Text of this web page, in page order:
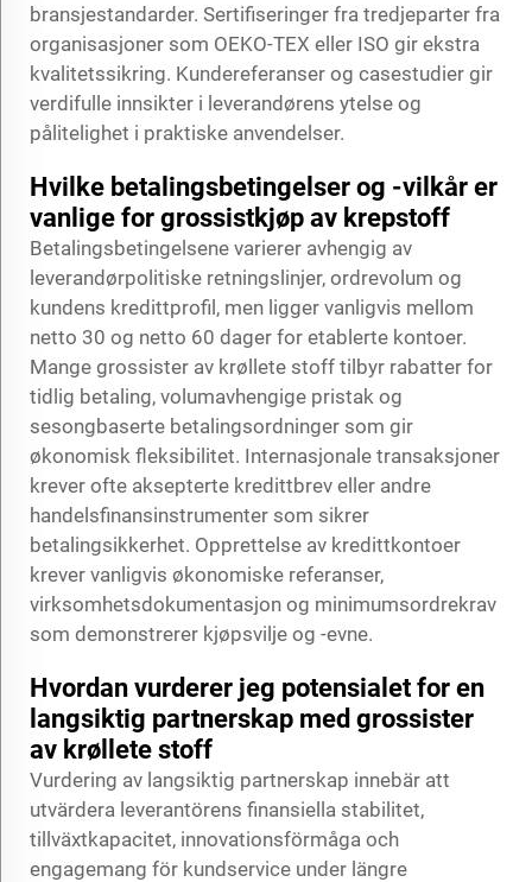
bransjestandarder. Sertifiseringer fra tredjeparter fra
organisasjoner som OEKO-TEX eller ISO gir ekstra
kvalitetssikring. Kundereferanser og casestudier gir
verdifulle innsikter i leverandørens ytelse og
pålitelighet i praktiske anvendelser.
Hvilke betalingsbetingelser og -vilkår er
vanlige for grossistkjøp av krepstoff
Betalingsbetingelsene varierer avhengig av
leverandørpolitiske retningslinjer, ordrevolum og
kundens kredittprofil, men ligger vanligvis mellom
netto 30 og netto 60 dager for etablerte kontoer.
Mange grossister av krøllete stoff tilbyr rabatter for
tidlig betaling, volumavhengige pristak og
sesongbaserte betalingsordninger som gir
økonomisk fleksibilitet. Internasjonale transaksjoner
krever ofte aksepterte kredittbrev eller andre
handelsfinansinstrumenter som sikrer
betalingsikkerhet. Opprettelse av kredittkontoer
krever vanligvis økonomiske referanser,
virksomhetsdokumentasjon og minimumsordrekrav
som demonstrerer kjøpsvilje og -evne.
Hvordan vurderer jeg potensialet for en
langsiktig partnerskap med grossister
av krøllete stoff
Vurdering av langsiktig partnerskap innebär att
utvärdera leverantörens finansiella stabilitet,
tillväxtkapacitet, innovationsförmåga och
engagemang för kundservice under längre